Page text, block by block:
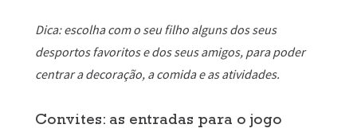
Dica: escolha com o seu filho alguns dos seus
desportos favoritos e dos seus amigos, para poder
centrar a decoração, a comida e as atividades.
Convites: as entradas para o jogo